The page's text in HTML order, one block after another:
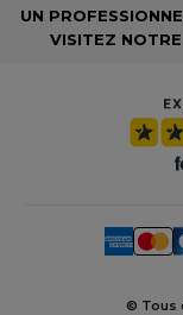
UN
VISITEZ
© Tous